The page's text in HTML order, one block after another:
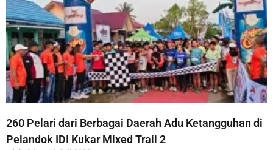
260 Pelari dari Berbagai Daerah Adu Ketangguhan di
Pelandok IDI Kukar Mixed Trail 2